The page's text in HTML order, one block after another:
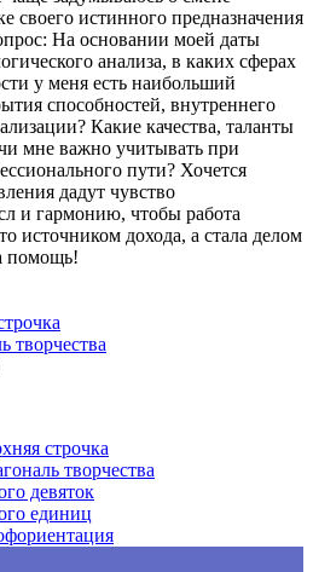
своего истинного предназначения
На основании моей даты
анализа, в каких сферах
у меня есть наибольший
способностей, внутреннего
Какие качества, таланты
мне важно учитывать при
пути? Хочется
дадут чувство
и гармонию, чтобы работа
источником дохода, а стала делом
помощь!
творчества
строчка
творчества
девяток
единиц